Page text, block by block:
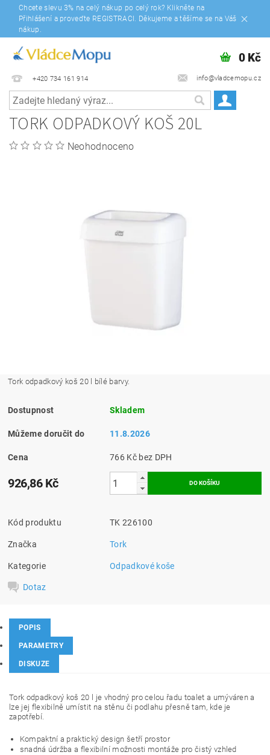
Chcete slevu 3% na celý nákup po celý rok? Klikněte na
Přihlášení a proveďte REGISTRACI. Děkujeme a těšíme se na Váš
nákup.
+420 734 161 914 info@vladcemopu.cz
0 Kč
TORK ODPADKOVÝ KOŠ 20L
Neohodnoceno
Tork odpadkový koš 20 l bílé barvy.
Dostupnost Skladem
Můžeme doručit do 11.8.2026
Cena 766 Kč bez DPH
926,86 Kč
Kód produktu TK 226100
Značka Tork
Kategorie Odpadkové koše
Dotaz
POPIS
PARAMETRY
DISKUZE
Tork odpadkový koš 20 l je vhodný pro celou řadu toalet a umýváren a
lze jej flexibilně umístit na stěnu či podlahu přesně tam, kde je
zapotřebí.
Kompaktní a praktický design šetří prostor
snadná údržba a flexibilní možnosti montáže pro čistý vzhled